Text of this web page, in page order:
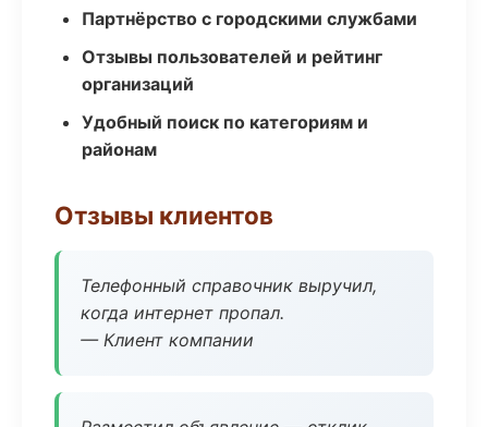
Партнёрство с городскими службами
Отзывы пользователей и рейтинг
организаций
Удобный поиск по категориям и
районам
Отзывы клиентов
Телефонный справочник выручил,
когда интернет пропал.
— Клиент компании